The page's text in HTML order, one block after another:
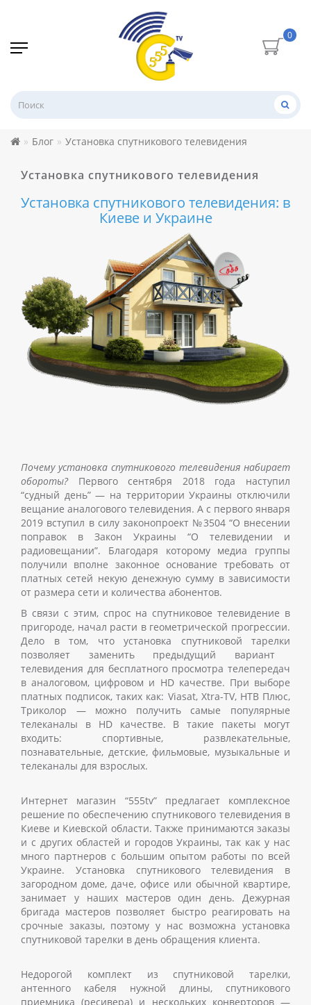
0
Блог Установка спутникового телевидения
Установка спутникового телевидения
Установка спутникового телевидения: в
Киеве и Украине
Почему установка спутникового телевидения набирает
обороты?Первого сентября 2018 года наступил
“судный день”— на территории Украины отключили
вещание аналогового телевидения. А с первого января
2019 вступил в силу законопроект №3504 “О внесении
поправок в Закон Украины “О телевидении и
радиовещании”. Благодаря которому медиа группы
получили вполне законное основание требовать от
платных сетей некую денежную сумму в зависимости
от размера сети и количества абонентов.
В связи с этим, спрос на спутниковое телевидение в
пригороде, начал расти в геометрической прогрессии.
Дело в том, что установка спутниковой тарелки
позволяет заменить предыдущий вариант
телевидения для бесплатного просмотра телепередач
в аналоговом, цифровом и HD качестве. При выборе
платных подписок, таких как: Viasat, Xtra-TV, НТВ Плюс,
Триколор —можно получить самые популярные
телеканалы в HD качестве. В такие пакеты могут
входить: спортивные, развлекательные,
познавательные, детские, фильмовые, музыкальные и
телеканалы для взрослых.
Интернет магазин “555tv” предлагает комплексное
решение по обеспечению спутникового телевидения в
Киеве и Киевской области. Также принимаются заказы
и с других областей и городов Украины, так как у нас
много партнеров с большим опытом работы по всей
Украине. Установка спутникового телевидения в
загородном доме, даче, офисе или обычной квартире,
занимает у наших мастеров один день. Дежурная
бригада мастеров позволяет быстро реагировать на
срочные заказы, поэтому у нас возможна установка
спутниковой тарелки в день обращения клиента.
Недорогой комплект из спутниковой тарелки,
антенного кабеля нужной длины, спутникового
приемника (ресивера) и нескольких конверторов —